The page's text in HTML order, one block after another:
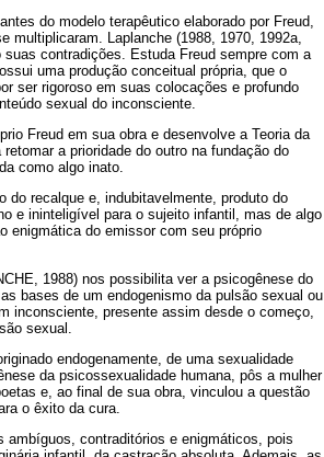
do modelo terapêutico elaborado por Freud,
multiplicaram. Laplanche (1988, 1970, 1992a,
contradições. Estuda Freud sempre com a
uma produção conceitual própria, que o
ser rigoroso em suas colocações e profundo
sexual do inconsciente.
Freud em sua obra e desenvolve a Teoria da
a prioridade do outro na fundação do
como algo inato.
do recalque e, indubitavelmente, produto do
e ininteligível para o sujeito infantil, mas de algo
enigmática do emissor com seu próprio
1988) nos possibilita ver a psicogênese do
bases de um endogenismo da pulsão sexual ou
inconsciente, presente assim desde o começo,
sexual.
endogenamente, de uma sexualidade
da psicossexualidade humana, pôs a mulher
e, ao final de sua obra, vinculou a questão
o êxito da cura.
ambíguos, contraditórios e enigmáticos, pois